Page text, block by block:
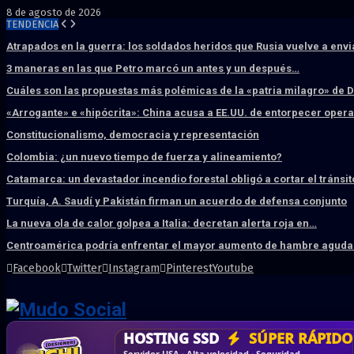
8 de agosto de 2026
TENDENCIA
Atrapados en la guerra: los soldados heridos que Rusia vuelve a
3 maneras en las que Petro marcó un antes y un después…
Cuáles son las propuestas más polémicas de la «patria milagro» de
«Arrogante» e «hipócrita»: China acusa a EE.UU. de entorpecer
Constitucionalismo, democracia y representación
Colombia: ¿un nuevo tiempo de fuerza y alineamiento?
Catamarca: un devastador incendio forestal obligó a cortar el
Turquía, A. Saudí y Pakistán firman un acuerdo de defensa conjunto
La nueva ola de calor golpea a Italia: decretan alerta roja en…
Centroamérica podría enfrentar el mayor aumento de hambre
Facebook Twitter Instagram PinterestYoutube
HOSTING SSD SÚPER RÁPIDO
DISEÑO WEB PROFESIONAL
CRM & DASHBOARD A MEDIDA
CORREO CORPORATIVO